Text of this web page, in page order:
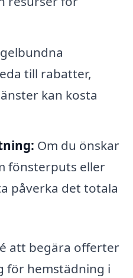
till rabatter,
kan kosta
Om du önskar
fönsterputs eller
påverka det totala
att begära offerter
för hemstädning i